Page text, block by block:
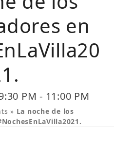
menu
menu
en
PM - 11:00 PM
» La noche de los